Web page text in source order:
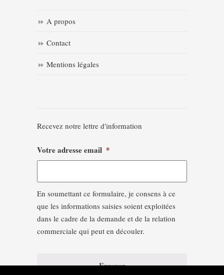
A propos
Contact
Mentions légales
Recevez notre lettre d'information
Votre adresse email *
En soumettant ce formulaire, je consens à ce
que les informations saisies soient exploitées
dans le cadre de la demande et de la relation
commerciale qui peut en découler.